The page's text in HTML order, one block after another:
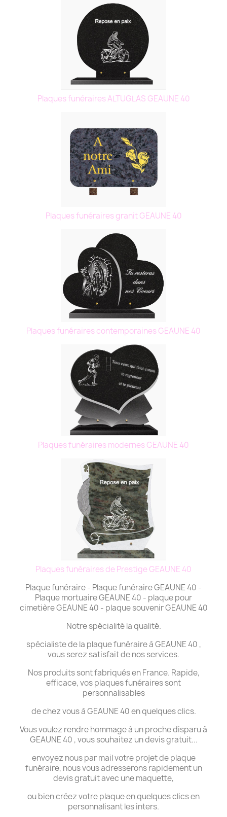
Plaques funéraires ALTUGLAS GEAUNE 40
Plaques funéraires granit GEAUNE 40
Plaques funéraires contemporaines GEAUNE 40
Plaques funéraires modernes GEAUNE 40
Plaques funéraires de Prestige GEAUNE 40
Plaque funéraire - Plaque funéraire GEAUNE 40 -
Plaque mortuaire GEAUNE 40 - plaque pour
cimetière GEAUNE 40 - plaque souvenir GEAUNE 40
Notre spécialité la qualité.
spécialiste de la plaque funéraire à GEAUNE 40 ,
vous serez satisfait de nos services.
Nos produits sont fabriqués en France. Rapide,
efficace, vos plaques funéraires sont
personnalisables
de chez vous à GEAUNE 40 en quelques clics.
Vous voulez rendre hommage à un proche disparu à
GEAUNE 40 , vous souhaitez un devis gratuit...
envoyez nous par mail votre projet de plaque
funéraire, nous vous adresserons rapidement un
devis gratuit avec une maquette,
ou bien créez votre plaque en quelques clics en
personnalisant les inters.